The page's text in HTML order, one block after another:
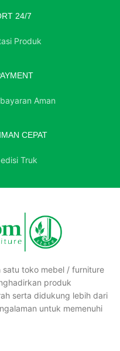
24/7
Produk
Aman
CEPAT
Truk
satu toko mebel / furniture
produk
serta didukung lebih dari
untuk memenuhi